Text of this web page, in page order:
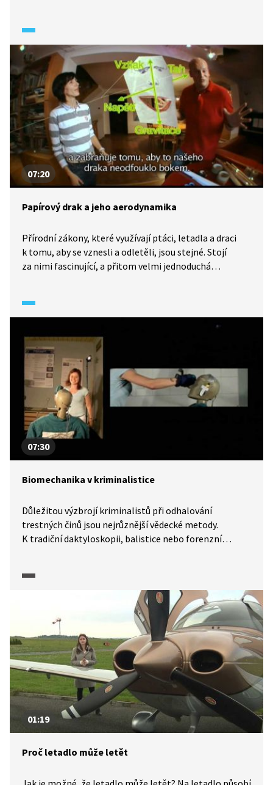
Vodní pára uvnitř plechovky rychle kondenzuje, a tlak
v nádobce tak prudce klesne. Tlak okolního vzduchu
plechovku zmáčkne.
07:20
Papírový drak a jeho aerodynamika
Přírodní zákony, které využívají ptáci, letadla a draci
k tomu, aby se vznesli a odletěli, jsou stejné. Stojí
za nimi fascinující, a přitom velmi jednoduchá
odhalíte vědu, která obklopuje tajemství jeho letu.
Nazývá se aerodynamika. A létat díky ní můžeme i my
lidé. S Michalem navštívíme i Výzkumný a zkušební
letecký ústav v Praze.
07:30
Biomechanika v kriminalistice
Důležitou výzbrojí kriminalistů při odhalování
trestných činů jsou nejrůznější vědecké metody.
K tradiční daktyloskopii, balistice nebo forenzní
má přitom u nás dobrou tradici i náskok před světem.
První soudní posudek v tomto oboru byl v České
republice využit v roce 1994.
01:19
Proč letadlo může letět